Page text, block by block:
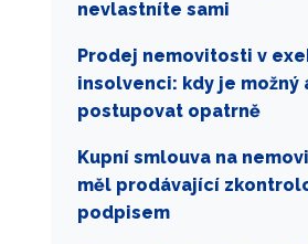
nevlastníte sami
Prodej nemovitosti v
insolvenci: kdy je možný
postupovat opatrně
Kupní smlouva na
měl prodávající
podpisem